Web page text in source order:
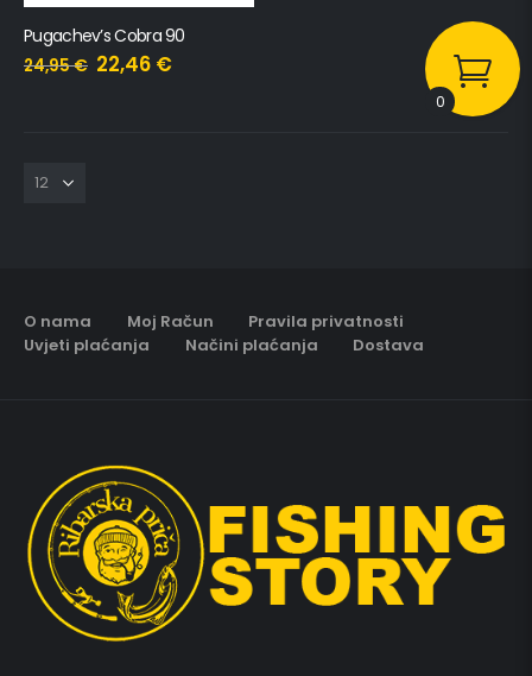
Pugachev’s Cobra 90
24,95€ 22,46 €
O nama Moj Račun
Pravila privatnosti
Uvjeti plaćanja
Načini plaćanja Dostava
0